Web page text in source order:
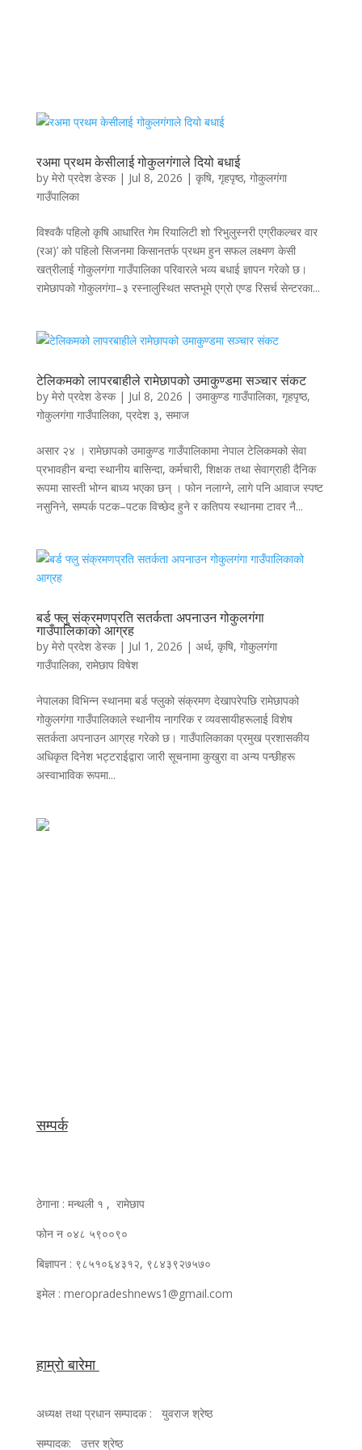
रअमा प्रथम केसीलाई गोकुलगंगाले दियो बधाई
by मेरो प्रदेश डेस्क| Jul 8, 2026 | कृषि, गृहपृष्ठ, गोकुलगंगा
गाउँपालिका
विश्वकै पहिलो कृषि आधारित गेम रियालिटी शो ‘रिभुलुस्नरी एग्रीकल्चर वार
(रअ)’ को पहिलो सिजनमा किसानतर्फ प्रथम हुन सफल लक्ष्मण केसी
खत्रीलाई गोकुलगंगा गाउँपालिका परिवारले भव्य बधाई ज्ञापन गरेको छ।
रामेछापको गोकुलगंगा–३ रस्नालुस्थित सप्तभूमे एग्रो एण्ड रिसर्च सेन्टरका...
टेलिकमको लापरबाहीले रामेछापको उमाकुण्डमा सञ्चार संकट
by मेरो प्रदेश डेस्क| Jul 8, 2026 | उमाकुण्ड गाउँपालिका, गृहपृष्ठ,
गोकुलगंगा गाउँपालिका, प्रदेश ३, समाज
असार २४ । रामेछापको उमाकुण्ड गाउँपालिकामा नेपाल टेलिकमको सेवा
प्रभावहीन बन्दा स्थानीय बासिन्दा, कर्मचारी, शिक्षक तथा सेवाग्राही दैनिक
रूपमा सास्ती भोग्न बाध्य भएका छन् । फोन नलाग्ने, लागे पनि आवाज स्पष्ट
नसुनिने, सम्पर्क पटक–पटक विच्छेद हुने र कतिपय स्थानमा टावर नै...
बर्ड फ्लु संक्रमणप्रति सतर्कता अपनाउन गोकुलगंगा
गाउँपालिकाको आग्रह
by मेरो प्रदेश डेस्क| Jul 1, 2026 | अर्थ, कृषि, गोकुलगंगा
गाउँपालिका, रामेछाप विषेश
नेपालका विभिन्न स्थानमा बर्ड फ्लुको संक्रमण देखापरेपछि रामेछापको
गोकुलगंगा गाउँपालिकाले स्थानीय नागरिक र व्यवसायीहरूलाई विशेष
सतर्कता अपनाउन आग्रह गरेको छ। गाउँपालिकाका प्रमुख प्रशासकीय
अधिकृत दिनेश भट्टराईद्वारा जारी सूचनामा कुखुरा वा अन्य पन्छीहरू
अस्वाभाविक रूपमा...
सम्पर्क
ठेगाना : मन्थली १ , रामेछाप
फोन न ०४८ ५९००९०
बिज्ञापन : ९८५१०६४३१२, ९८४३९२७५७०
इमेल : meropradeshnews1@gmail.com
हाम्रो बारेमा
अध्यक्ष तथा प्रधान सम्पादक : युवराज श्रेष्ठ
सम्पादक: उत्तर श्रेष्ठ